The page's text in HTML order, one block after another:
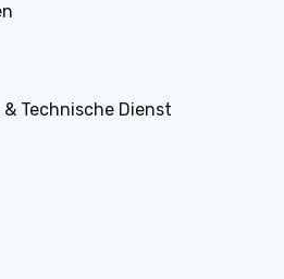
Technische Dienst